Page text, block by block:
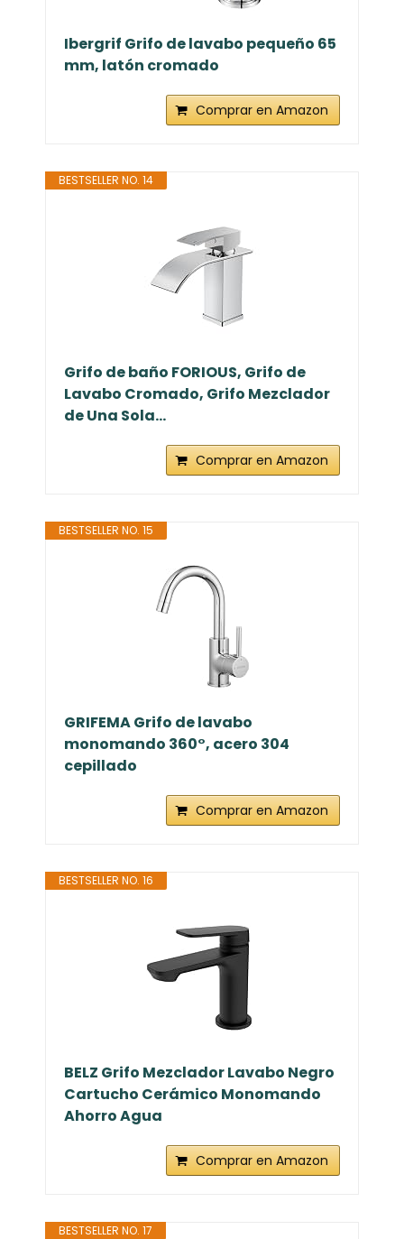
Ibergrif Grifo de lavabo pequeño 65
mm, latón cromado
Comprar en Amazon
BESTSELLER NO. 14
Grifo de baño FORIOUS, Grifo de
Lavabo Cromado, Grifo Mezclador
de Una Sola...
Comprar en Amazon
BESTSELLER NO. 15
GRIFEMA Grifo de lavabo
monomando 360°, acero 304
cepillado
Comprar en Amazon
BESTSELLER NO. 16
BELZ Grifo Mezclador Lavabo Negro
Cartucho Cerámico Monomando
Ahorro Agua
Comprar en Amazon
BESTSELLER NO. 17